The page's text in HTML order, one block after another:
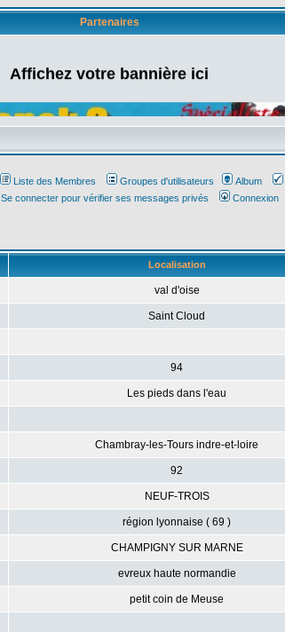
Partenaires
Affichez votre bannière ici
Liste des Membres Groupes d'utilisateurs Album
Se connecter pour vérifier ses messages privés Connexion
Localisation
val d'oise
Saint Cloud
94
Les pieds dans l'eau
Chambray-les-Tours indre-et-loire
92
NEUF-TROIS
région lyonnaise ( 69 )
CHAMPIGNY SUR MARNE
evreux haute normandie
petit coin de Meuse